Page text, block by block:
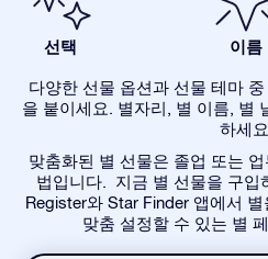
선택 이름
다양한 선물 옵션과 선물 테마
을 붙이세요. 별자리, 별 이름, 별
하세
맞춤화된 별 선물은 졸업 또는
법입니다. 지금 별 선물을 구입
Register와 Star Finder 앱에서
맞춤 설정할 수 있는 별